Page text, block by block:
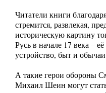
Читатели книги
стремится, развлекая,
историческую картину
Русь в начале 17 века –
устройство, быт и
А такие герои обороны
Михаил Шеин могут